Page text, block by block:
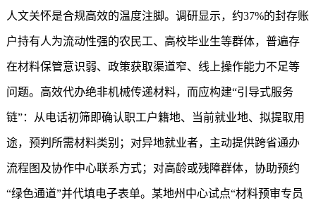
人文关怀是合规高效的温度注脚。调研显示，约37%的封存账
户持有人为流动性强的农民工、高校毕业生等群体，普遍存
在材料保管意识弱、政策获取渠道窄、线上操作能力不足等
问题。高效代办绝非机械传递材料，而应构建“引导式服务
链”：从电话初筛即确认职工户籍地、当前就业地、拟提取用
途，预判所需材料类别；对异地就业者，主动提供跨省通办
流程图及协作中心联系方式；对高龄或残障群体，协助预约
“绿色通道”并代填电子表单。某地州中心试点“材料预审专员